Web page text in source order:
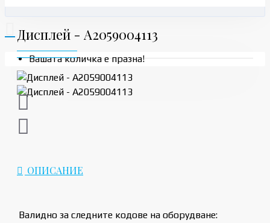
Вашата количка е празна!
Дисплей - A2059004113
ОПИСАНИЕ
Валидно за следните кодове на оборудване: